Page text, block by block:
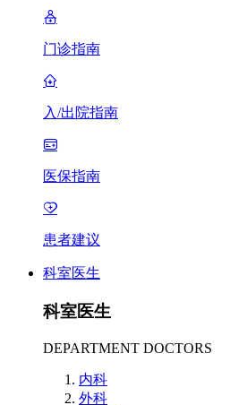
门诊指南
入/出院指南
医保指南
患者建议
科室医生
科室医生
DEPARTMENT DOCTORS
内科
外科